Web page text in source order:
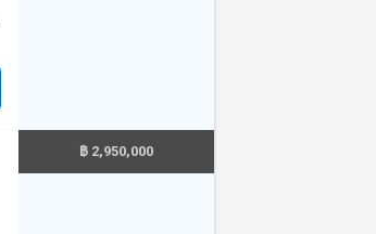
฿ 2,950,000